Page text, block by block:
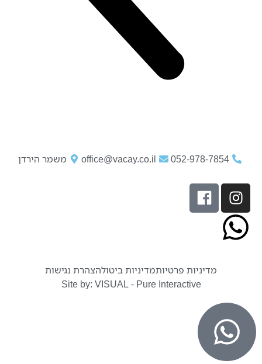
052-978-7854
office@vacay.co.il משמר הירדן
מדיניות פרטיותמדיניות ביטולהצהרת נגישות
Site by: VISUAL - Pure Interactive